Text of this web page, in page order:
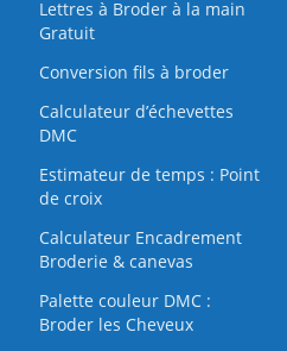
Lettres à Broder à la main
Gratuit
Conversion fils à broder
Calculateur d’échevettes
DMC
Estimateur de temps : Point
de croix
Calculateur Encadrement
Broderie & canevas
Palette couleur DMC :
Broder les Cheveux